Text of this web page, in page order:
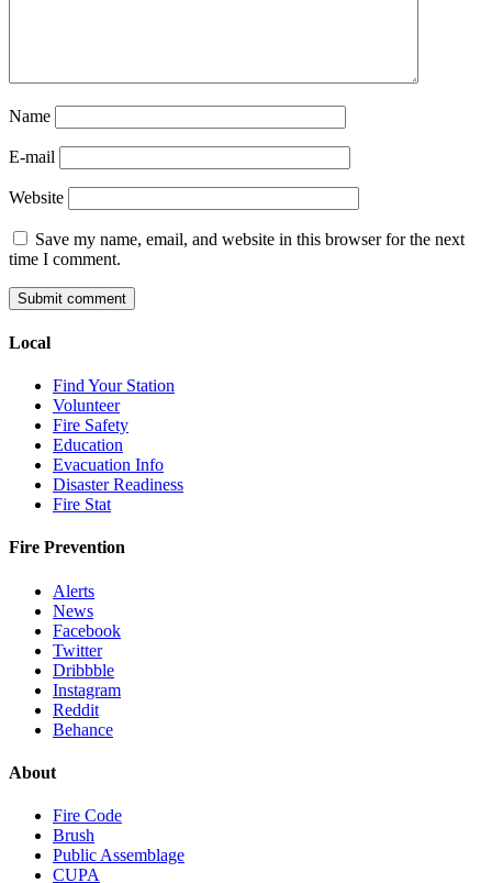
Name
E-mail
Website
Save my name, email, and website in this browser for the next
time I comment.
Local
Find Your Station
Volunteer
Fire Safety
Education
Evacuation Info
Disaster Readiness
Fire Stat
Fire Prevention
Alerts
News
Facebook
Twitter
Dribbble
Instagram
Reddit
Behance
About
Fire Code
Brush
Public Assemblage
CUPA